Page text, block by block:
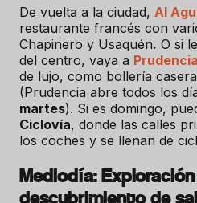
De vuelta a la ciudad, Al
restaurante francés con
Chapinero y Usaquén. O si
del centro, vaya a Prudencia
de lujo, como bollería
(Prudencia abre todos los
martes). Si es domingo,
Ciclovía, donde las calles
los coches y se llenan de
Mediodía:
descubrimiento de